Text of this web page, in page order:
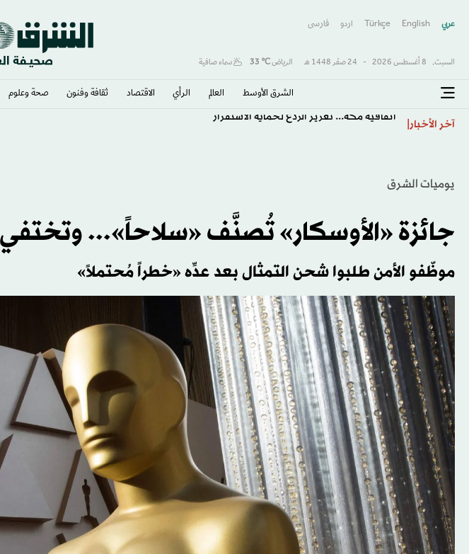
عربي English
Türkçe اردو فارسى
السبت, 8 أغسطس 2026 - 24 صفَر 1448 هـ الرياض℃
33 سماء صافية
الشرق الأوسط​ العالم الرأي الاقتصاد ثقافة وفنون صحة وعلوم
آخر الأخبار اتفاقية مكة... تعزيز الردع لحماية الاستقرار
يوميات الشرق
جائزة «الأوسكار» تُصنَّف «سلاحاً»...
موظّفو الأمن طلبوا شحن التمثال بعد عدِّه «خطراً مُحتملاً»